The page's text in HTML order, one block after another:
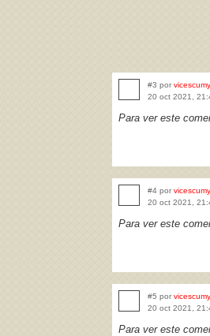
#3 por
20 oct 2021,
Para ver este
#4 por
20 oct 2021,
Para ver este
#5 por
20 oct 2021,
Para ver este